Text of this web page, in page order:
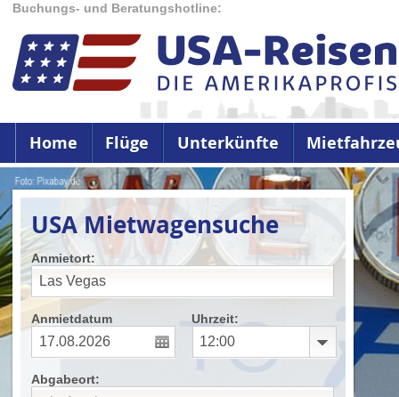
Buchungs- und Beratungshotline:
Home Flüge Unterkünfte
USA Mietwagensuche
Anmietort:
Anmietdatum Uhrzeit:
Abgabeort: